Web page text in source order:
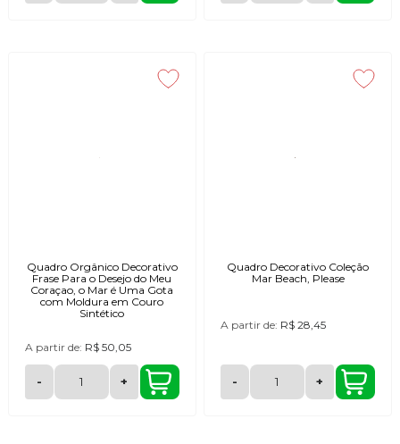
Quadro Orgânico Decorativo
Frase Para o Desejo do Meu
Coraçao, o Mar é Uma Gota
com Moldura em Couro
Sintético
A partir de: R$ 50,05
- +
Quadro Decorativo Coleção
Mar Beach, Please
A partir de: R$ 28,45
- +